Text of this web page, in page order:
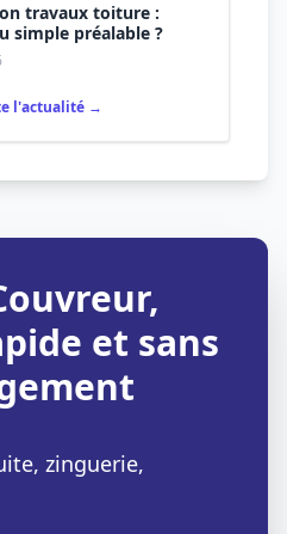
travaux toiture :
simple préalable ?
l'actualité →
et sans
zinguerie,